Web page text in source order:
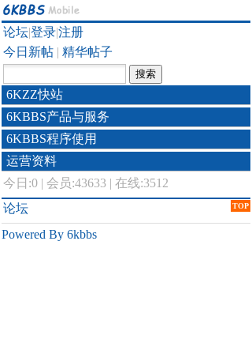
论坛|登录|注册
今日新帖 | 精华帖子
6KZZ快站
6KBBS产品与服务
6KBBS程序使用
运营资料
今日:0 | 会员:43633 | 在线:3512
TOP
论坛
Powered By 6kbbs